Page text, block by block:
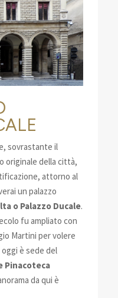
sovrastante il
originale della città,
attorno al
un palazzo
o Palazzo Ducale.
fu ampliato con
Martini per volere
è sede del
Pinacoteca
da qui è